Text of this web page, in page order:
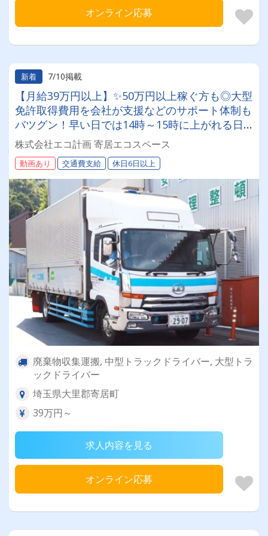
オンライン応募
新着 7/10掲載
【月給39万円以上】✨50万円以上稼ぐ方も◎大型
免許取得費用を会社が支援などのサポート体制も
バツグン！早い日では14時～15時に上がれる日
も♪産業廃棄物回収ドライバー募集！
株式会社エコ計画 寄居エコスペース
動画あり 交通費支給 休日6日以上
廃棄物収集運搬, 中型トラックドライバー, 大型トラ
ックドライバー
埼玉県大里郡寄居町
39万円～
求人内容を見る
オンライン応募